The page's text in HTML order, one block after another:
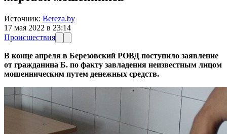
Источник: Bereza.by
17 мая 2022 в 23:14
Происшествия
В конце апреля в Березовский РОВД поступило заявление
от гражданина Б. по факту завладения неизвестным лицом
мошенническим путем денежных средств.